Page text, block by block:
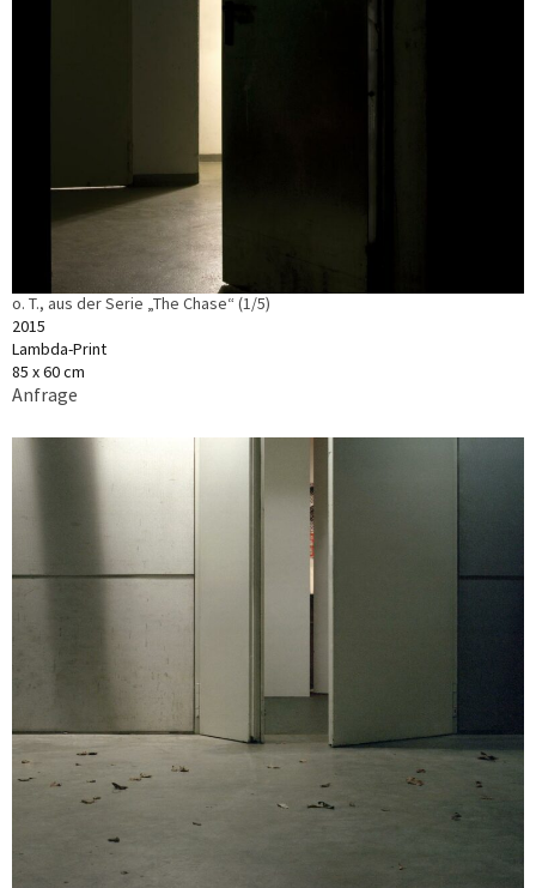
o. T., aus der Serie „The Chase“ (1/5)
2015
Lambda-Print
85 x 60 cm
Anfrage